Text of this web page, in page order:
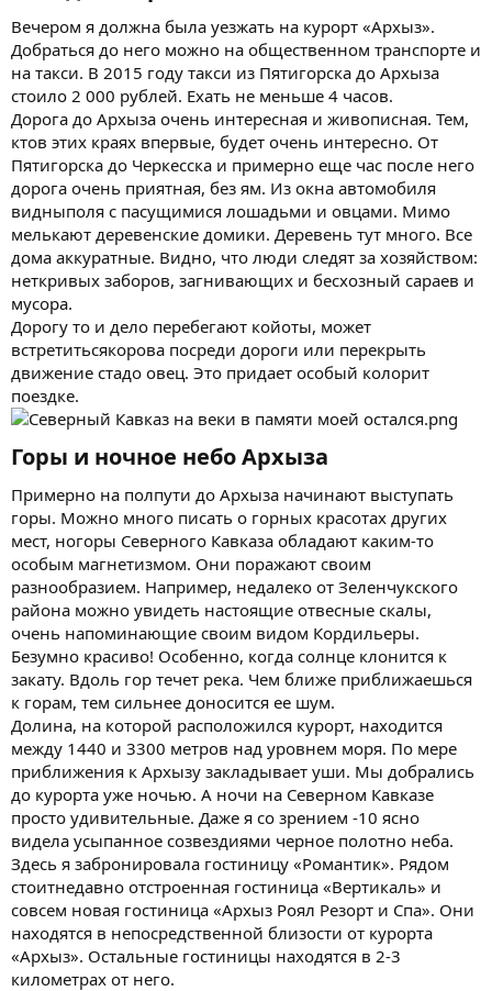
Вечером я должна была уезжать на курорт «Архыз».
Добраться до него можно на общественном транспорте и
на такси. В 2015 году такси из Пятигорска до Архыза
стоило 2 000 рублей. Ехать не меньше 4 часов.
Дорога до Архыза очень интересная и живописная. Тем,
ктов этих краях впервые, будет очень интересно. От
Пятигорска до Черкесска и примерно еще час после него
дорога очень приятная, без ям. Из окна автомобиля
видныполя с пасущимися лошадьми и овцами. Мимо
мелькают деревенские домики. Деревень тут много. Все
дома аккуратные. Видно, что люди следят за хозяйством:
неткривых заборов, загнивающих и бесхозный сараев и
мусора.
Дорогу то и дело перебегают койоты, может
встретитьсякорова посреди дороги или перекрыть
движение стадо овец. Это придает особый колорит
поездке.
Горы и ночное небо Архыза​
Примерно на полпути до Архыза начинают выступать
горы. Можно много писать о горных красотах других
мест, ногоры Северного Кавказа обладают каким-то
особым магнетизмом. Они поражают своим
разнообразием. Например, недалеко от Зеленчукского
района можно увидеть настоящие отвесные скалы,
очень напоминающие своим видом Кордильеры.
Безумно красиво! Особенно, когда солнце клонится к
закату. Вдоль гор течет река. Чем ближе приближаешься
к горам, тем сильнее доносится ее шум.
Долина, на которой расположился курорт, находится
между 1440 и 3300 метров над уровнем моря. По мере
приближения к Архызу закладывает уши. Мы добрались
до курорта уже ночью. А ночи на Северном Кавказе
просто удивительные. Даже я со зрением -10 ясно
видела усыпанное созвездиями черное полотно неба.
Здесь я забронировала гостиницу «Романтик». Рядом
стоитнедавно отстроенная гостиница «Вертикаль» и
совсем новая гостиница «Архыз Роял Резорт и Спа». Они
находятся в непосредственной близости от курорта
«Архыз». Остальные гостиницы находятся в 2-3
километрах от него.